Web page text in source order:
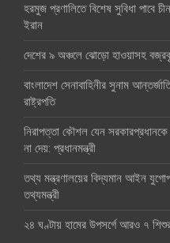
হরমুজ প্রণালিতে বিশেষ সুবিধা পাবে
ইরান
দেশের ৯ অঞ্চলে ঝোড়ো হাওয়াসহ
বাংলাদেশ সেনাবাহিনীর সুনাম
রাষ্ট্রপতি
নিরাপত্তা কৌশল যেন
না দেয়: প্রধানমন্ত্রী
তথ্য মন্ত্রণালয়ের বিদ্যমান আইন
তথ্যমন্ত্রী
২৪ ঘণ্টায় হামের উপসর্গে আরও ৭